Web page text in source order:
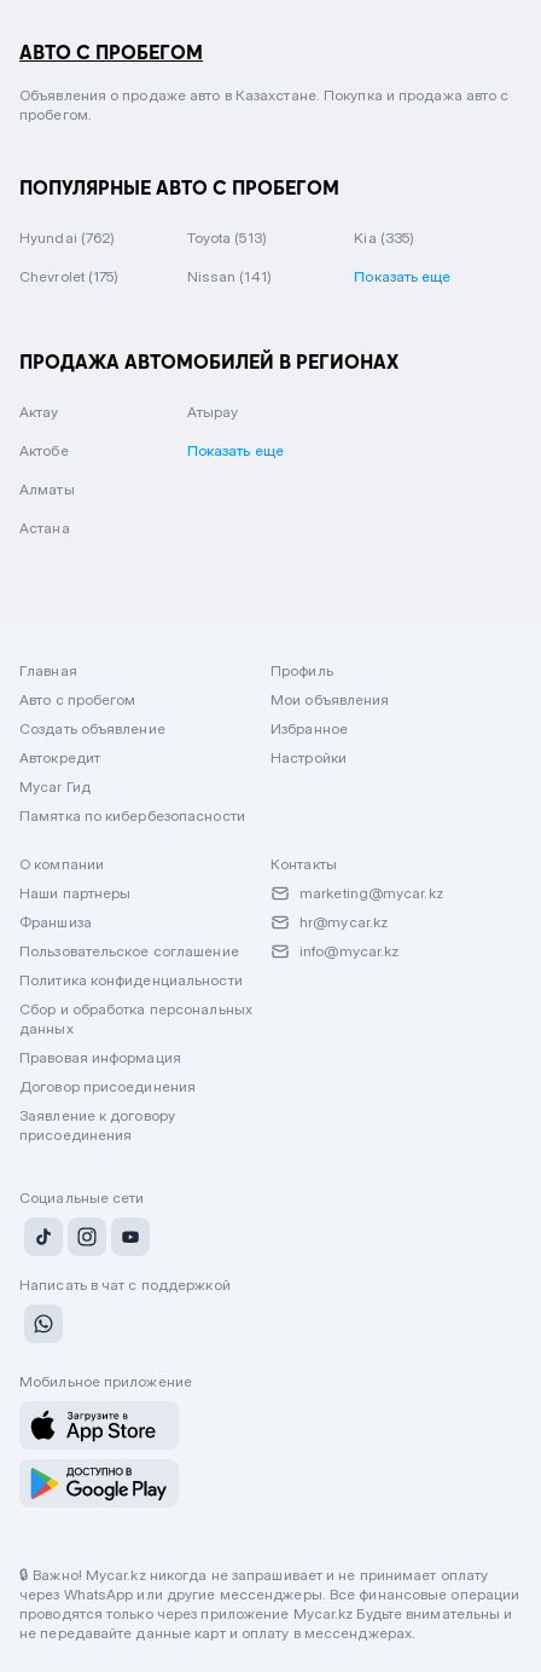
АВТО С ПРОБЕГОМ
Объявления о продаже авто в Казахстане. Покупка и продажа авто с
пробегом.
ПОПУЛЯРНЫЕ АВТО С ПРОБЕГОМ
Hyundai (762) Toyota (513) Kia (335)
Chevrolet (175) Nissan (141) Показать еще
ПРОДАЖА АВТОМОБИЛЕЙ В РЕГИОНАХ
Актау
Актобе
Алматы
Астана
Атырау
Показать еще
Главная
Авто с пробегом
Создать объявление
Автокредит
Mycar Гид
Памятка по кибербезопасности
Профиль
Мои объявления
Избранное
Настройки
О компании
Наши партнеры
Франшиза
Пользовательское соглашение
Политика конфиденциальности
Сбор и обработка персональных
данных
Правовая информация
Договор присоединения
Заявление к договору
присоединения
Контакты
marketing@mycar.kz
hr@mycar.kz
info@mycar.kz
Социальные сети
Написать в чат с поддержкой
Мобильное приложение
🔒 Важно! Mycar.kz никогда не запрашивает и не принимает оплату
через WhatsApp или другие мессенджеры. Все финансовые операции
проводятся только через приложение Mycar.kz Будьте внимательны и
не передавайте данные карт и оплату в мессенджерах.